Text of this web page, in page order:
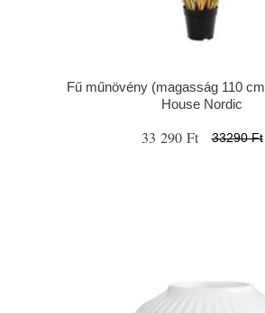
Fű műnövény (magasság 110
House Nordic
33 290 Ft 33290 Ft